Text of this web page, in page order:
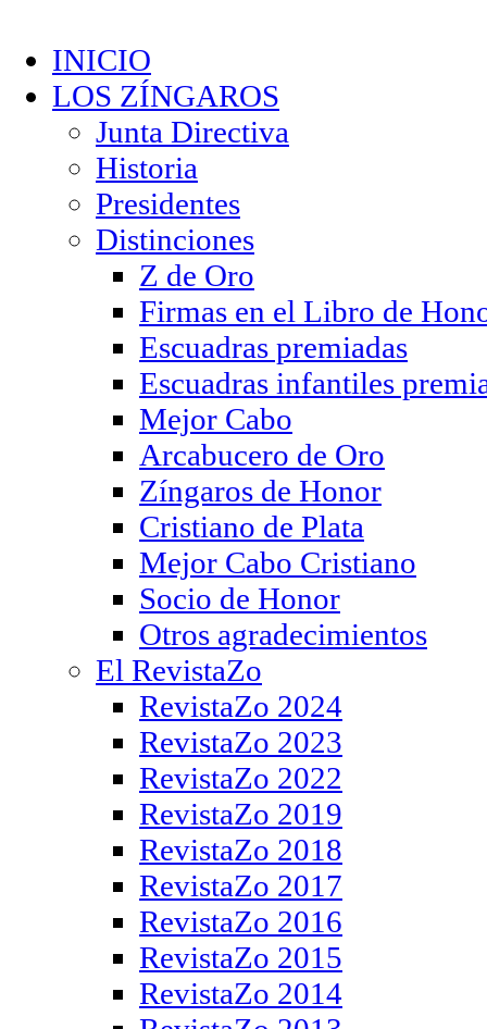
INICIO
LOS ZÍNGAROS
Junta Directiva
Historia
Presidentes
Distinciones
Z de Oro
Firmas en el Libro de
Escuadras premiadas
Escuadras infantiles
Mejor Cabo
Arcabucero de Oro
Zíngaros de Honor
Cristiano de Plata
Mejor Cabo Cristiano
Socio de Honor
Otros agradecimientos
El RevistaZo
RevistaZo 2024
RevistaZo 2023
RevistaZo 2022
RevistaZo 2019
RevistaZo 2018
RevistaZo 2017
RevistaZo 2016
RevistaZo 2015
RevistaZo 2014